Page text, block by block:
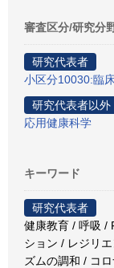
審査区分/研究分
研究代表者
小区分10030:臨
研究代表者以外
応用健康科学
キーワード
研究代表者
健康教育 / 呼吸 /
ション / レジリ
ズムの調和 / コ